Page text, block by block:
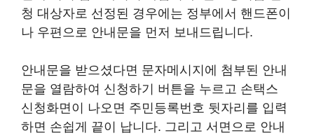
청 대상자로 선정된 경우에는 정부에서 핸드폰이
나 우편으로 안내문을 먼저 보내드립니다.
안내문을 받으셨다면 문자메시지에 첨부된 안내
문을 열람하여 신청하기 버튼을 누르고 손택스
신청화면이 나오면 주민등록번호 뒷자리를 입력
하면 손쉽게 끝이 납니다. 그리고 서면으로 안내